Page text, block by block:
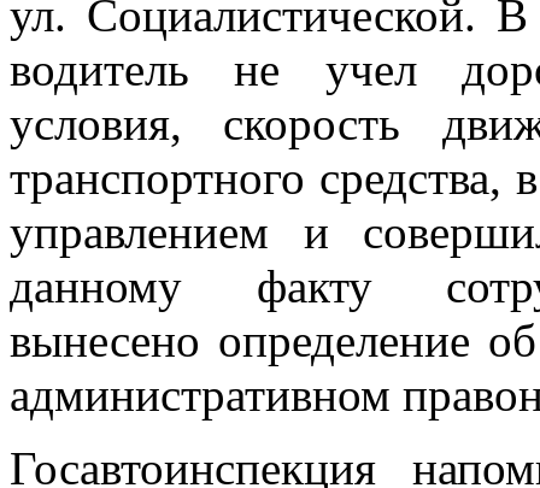
ул. Социалистической.
водитель не учел
условия, скорость
транспортного средства,
управлением и
данному факту
вынесено определение
административном
Госавтоинспекция